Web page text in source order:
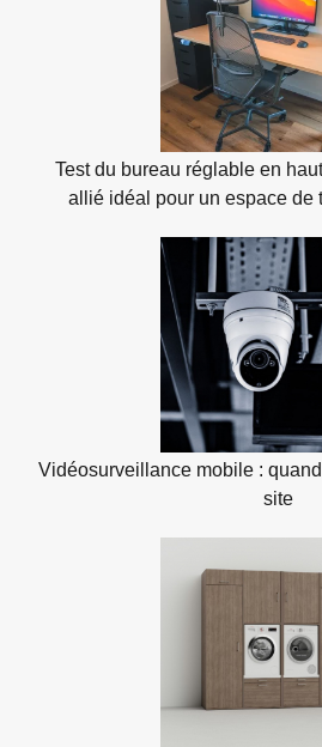
Test du bureau réglable en
allié idéal pour un espace de
Vidéosurveillance mobile :
site